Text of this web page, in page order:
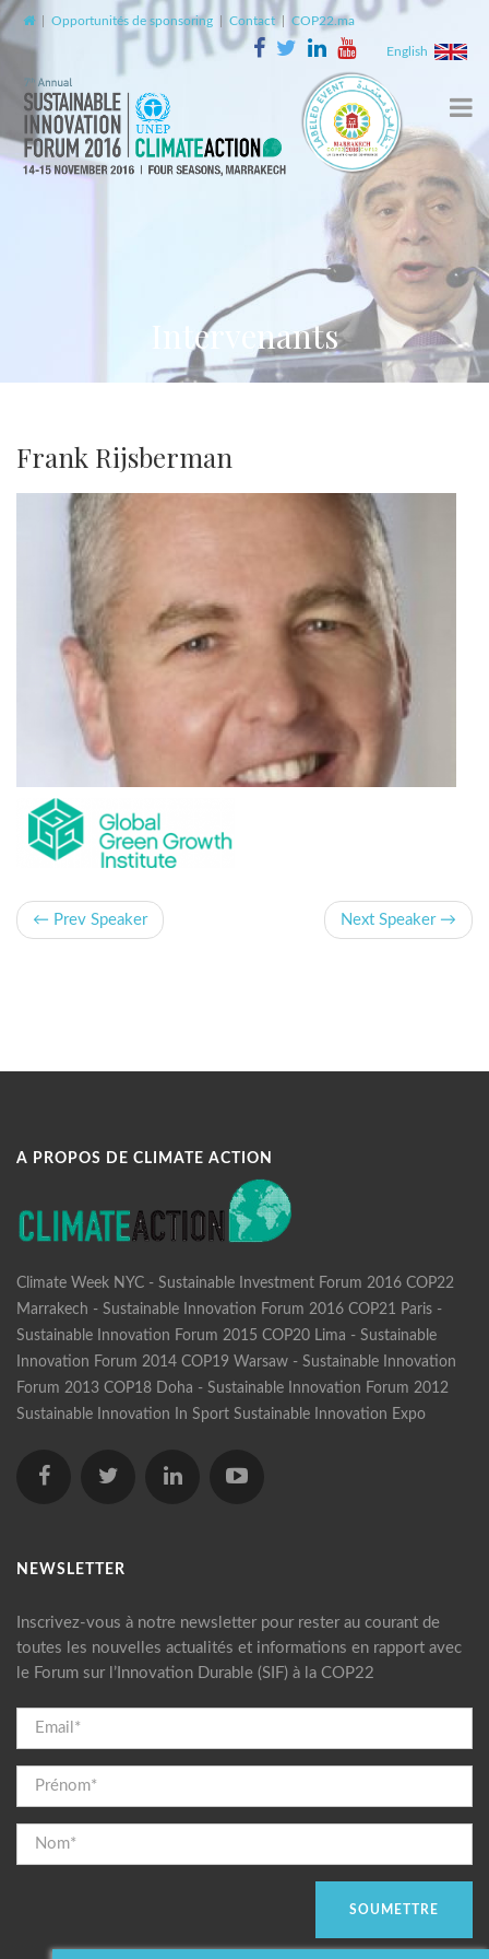
| Opportunités de sponsoring Contact COP22.ma
English
Intervenants
Frank Rijsberman
← Prev Speaker Next Speaker →
A PROPOS DE CLIMATE ACTION
Climate Week NYC - Sustainable Investment Forum 2016 COP22
Marrakech - Sustainable Innovation Forum 2016 COP21 Paris -
Sustainable Innovation Forum 2015 COP20 Lima - Sustainable
Innovation Forum 2014 COP19 Warsaw - Sustainable Innovation
Forum 2013 COP18 Doha - Sustainable Innovation Forum 2012
Sustainable Innovation In Sport Sustainable Innovation Expo
NEWSLETTER
Inscrivez-vous à notre newsletter pour rester au courant de
toutes les nouvelles actualités et informations en rapport avec
le Forum sur l’Innovation Durable (SIF) à la COP22